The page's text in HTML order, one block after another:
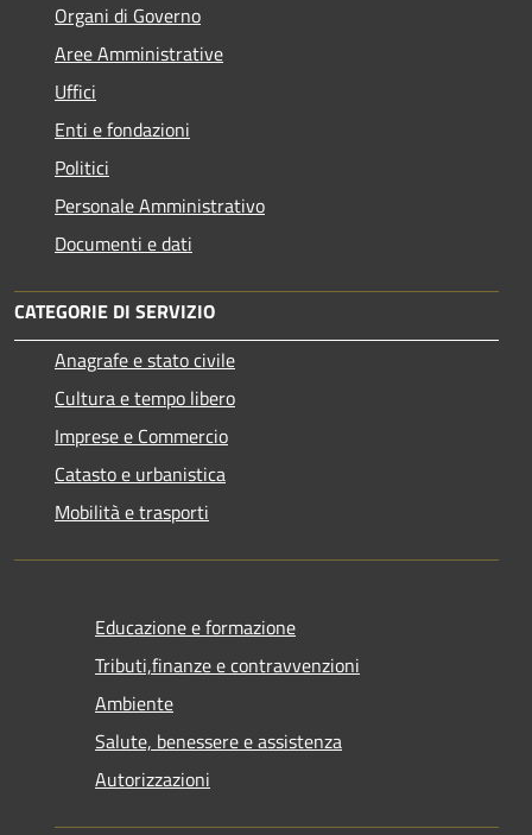
Organi di Governo
Aree Amministrative
Uffici
Enti e fondazioni
Politici
Personale Amministrativo
Documenti e dati
CATEGORIE DI SERVIZIO
Anagrafe e stato civile
Cultura e tempo libero
Imprese e Commercio
Catasto e urbanistica
Mobilità e trasporti
Educazione e formazione
Tributi,finanze e contravvenzioni
Ambiente
Salute, benessere e assistenza
Autorizzazioni